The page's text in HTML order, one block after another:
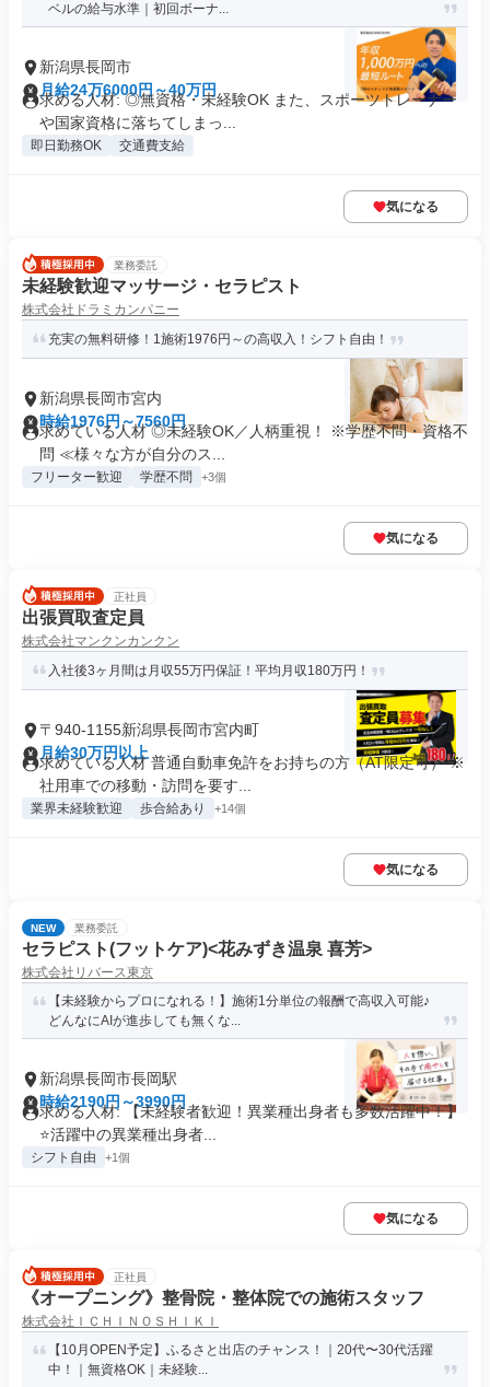
ベルの給与水準｜初回ボーナ...
新潟県長岡市
月給24万6000円～40万円
求める人材: ◎無資格・未経験OK また、スポーツトレーナー
や国家資格に落ちてしまっ...
即日勤務OK 交通費支給
気になる
業務委託
未経験歓迎マッサージ・セラピスト
株式会社ドラミカンパニー
充実の無料研修！1施術1976円～の高収入！シフト自由！
新潟県長岡市宮内
時給1976円～7560円
求めている人材 ◎未経験OK／⼈柄重視！ ※学歴不問・資格不
問 ≪様々な⽅が⾃分のス...
フリーター歓迎 学歴不問 +3個
気になる
正社員
出張買取査定員
株式会社マンクンカンクン
入社後3ヶ月間は月収55万円保証！平均月収180万円！
〒940-1155新潟県長岡市宮内町
月給30万円以上
求めている人材 普通自動車免許をお持ちの方（AT限定可） ※
社用車での移動・訪問を要す...
業界未経験歓迎 歩合給あり +14個
気になる
NEW 業務委託
セラピスト(フットケア)<花みずき温泉 喜芳>
株式会社リバース東京
【未経験からプロになれる！】施術1分単位の報酬で高収入可能♪
どんなにAIが進歩しても無くな...
新潟県長岡市長岡駅
時給2190円～3990円
求める人材: 【未経験者歓迎！異業種出身者も多数活躍中！】
⭐️活躍中の異業種出身者...
シフト自由 +1個
気になる
正社員
《オープニング》整骨院・整体院での施術スタッフ
株式会社ＩＣＨＩＮＯＳＨＩＫＩ
【10月OPEN予定】ふるさと出店のチャンス！｜20代〜30代活躍
中！｜無資格OK｜未経験...